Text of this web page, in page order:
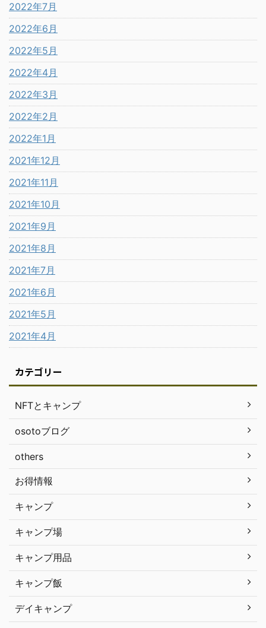
2022年7月
2022年6月
2022年5月
2022年4月
2022年3月
2022年2月
2022年1月
2021年12月
2021年11月
2021年10月
2021年9月
2021年8月
2021年7月
2021年6月
2021年5月
2021年4月
カテゴリー
NFTとキャンプ
osotoブログ
others
お得情報
キャンプ
キャンプ場
キャンプ用品
キャンプ飯
デイキャンプ